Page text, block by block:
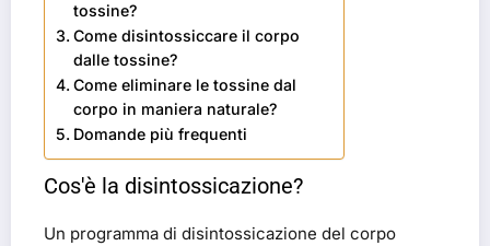
tossine?
Come disintossiccare il corpo
dalle tossine?
Come eliminare le tossine dal
corpo in maniera naturale?
Domande più frequenti
Cos'è la disintossicazione?
Un programma di disintossicazione del corpo